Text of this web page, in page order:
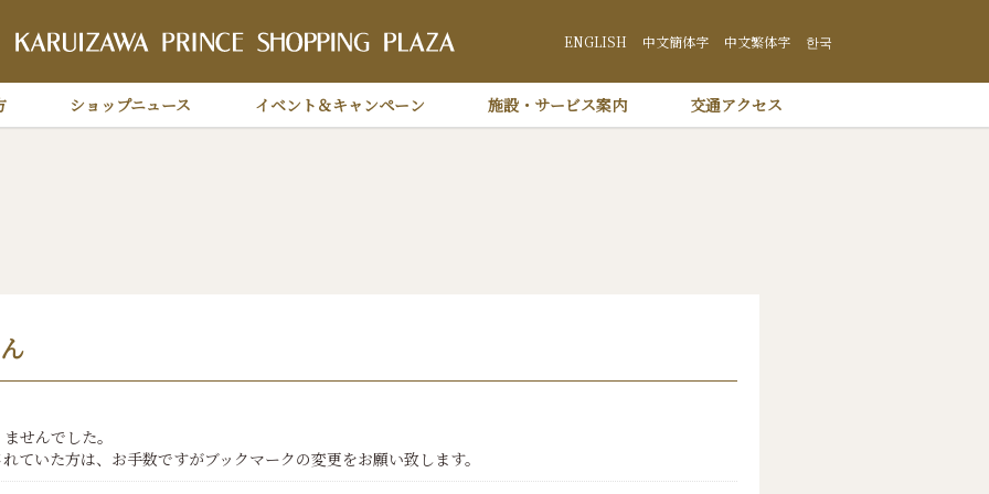
軽井沢 プリンスショッピングプラザ
ENGLISH 中文簡体字 中文繁体字 한국
ショップニュース イベント＆キャンペーン 施設・サービス案内 交通アクセス
せんでした。
ていた方は、お手数ですがブックマークの変更をお願い致します。